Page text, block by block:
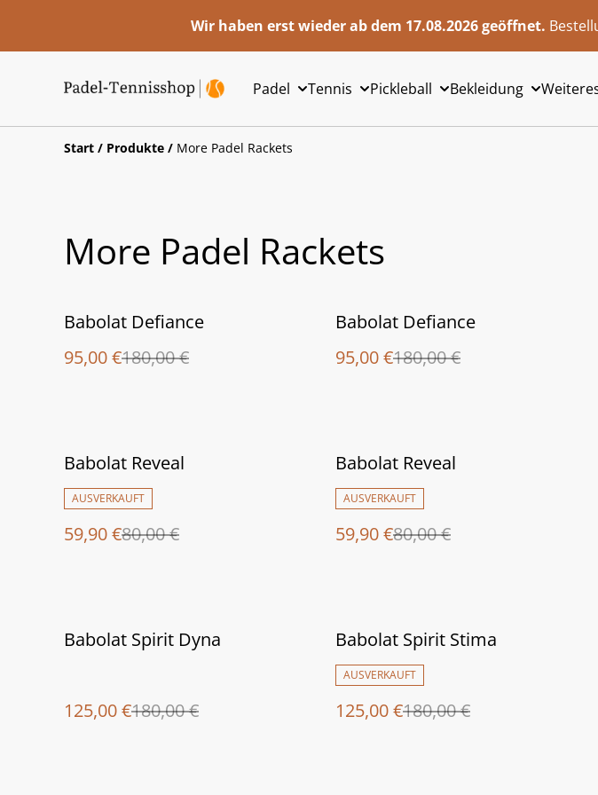
Wir haben erst wieder ab dem 17.08.2026 geöffnet.
Padel Tennis Pickleball Bekleidung
Start / Produkte / More Padel Rackets
More Padel Rackets
%
Babolat Defiance
95,00 €180,00 €
%
Babolat Defiance
95,00 €180,00 €
%
Babolat Reveal
AUSVERKAUFT
59,90 €80,00 €
%
Babolat Reveal
AUSVERKAUFT
59,90 €80,00 €
%
Babolat Spirit Dyna
125,00 €180,00 €
%
Babolat Spirit Stima
AUSVERKAUFT
125,00 €180,00 €